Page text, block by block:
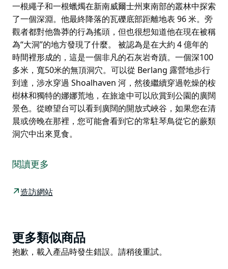
一根繩子和一根蠟燭在新南威爾士州東南部的叢林中探索
了一個深淵。他最終降落的瓦礫底部距離地表 96 米。旁
觀者都對他魯莽的行為搖頭，但也很想知道他在現在被稱
為“大洞”的地方發現了什麼。 被認為是在大約 4 億年的
時間裡形成的，這是一個非凡的石灰岩奇蹟。一個深100
多米，寬50米的無頂洞穴。可以從 Berlang 露營地步行
到達，涉水穿過 Shoalhaven 河，然後繼續穿過乾燥的桉
樹林和獨特的娜娜荒地，在旅途中可以欣賞到公園的廣闊
景色。從瞭望台可以看到廣闊的開放式峽谷，如果您在清
晨或傍晚在那裡，您可能會看到它的常駐琴鳥從它的蕨類
洞穴中出來覓食。
一根繩子和一根蠟燭在新南威爾士州東南部的叢林中探索
了一個深淵。他最終降落的瓦礫底部距離地表 96 米。旁
為“大洞”的地方發現了什麼。
的石灰岩奇蹟。一個深100多米，寬50米的無頂洞穴。可
以從 Berlang 露營地步行到達，涉水穿過 Shoalhaven
河，然後繼續穿過乾燥的桉樹林和獨特的娜娜荒地，在旅
閱讀更多
造訪網站
Product
List
更多類似商品
Product
抱歉，載入產品時發生錯誤。請稍後重試。